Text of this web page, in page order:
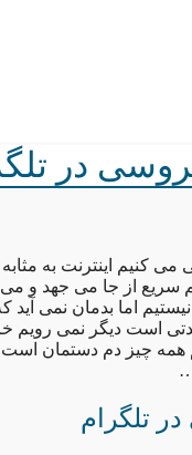
در
کنیم اینترنت به
سریع از جا می جهد
اما بدمان نمی
مدتی است دیگر نمی
همه چیز دم دستمان
تلگرام